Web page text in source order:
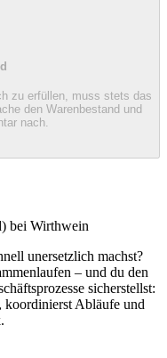
zu erfüllen, muss stets das
den Warenbestand und
nach.
bei Wirthwein
unersetzlich machst?
– und du den
sicherstellst:
koordinierst Abläufe und